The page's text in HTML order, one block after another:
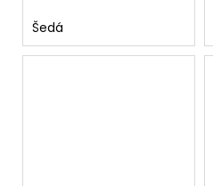
Šedá